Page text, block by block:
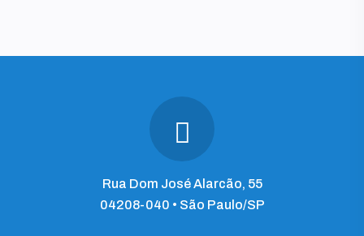
Rua Dom José Alarcão, 55
04208-040 • São Paulo/SP